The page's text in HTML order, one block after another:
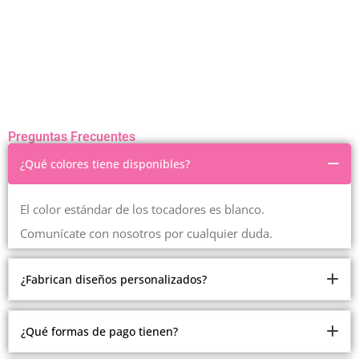
Preguntas Frecuentes
¿Qué colores tiene disponibles?
El color estándar de los tocadores es blanco.
Comunícate con nosotros por cualquier duda.
¿Fabrican diseños personalizados?
Somos fabricantes.
Pero debido a la cantidad de modelos y estilos que
¿Qué formas de pago tienen?